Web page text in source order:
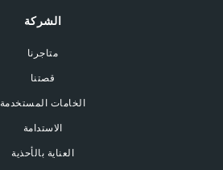
الشركة
متاجرنا
قصتنا
الخامات المستخدمة
الاستدامة
العناية بالأحذية